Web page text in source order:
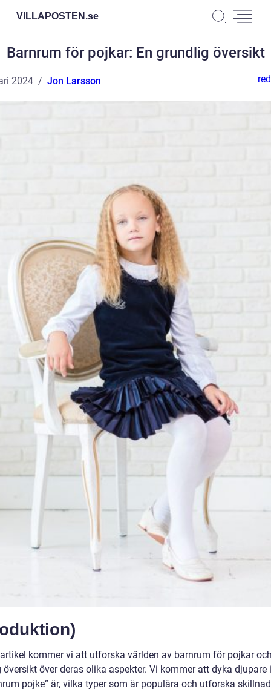
VILLAPOSTEN.se
Barnrum för pojkar: En grundlig översikt
2024 Jon Larsson
kommer vi att utforska världen av barnrum för pojkar
översikt över deras olika aspekter. Vi kommer att dyka djupare
pojke” är, vilka typer som är populära och utforska